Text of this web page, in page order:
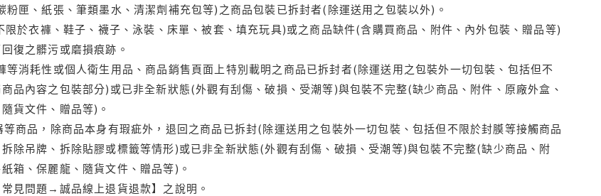
匣、紙張、筆類墨水、清潔劑補充包等)之商品包裝已拆封者(除運送用之包裝以外)。
於衣褲、鞋子、襪子、泳裝、床單、被套、填充玩具)或之商品缺件(含購買商品、附件、內外包裝、贈品等)
復之髒污或磨損痕跡。
消耗性或個人衛生用品、商品銷售頁面上特別載明之商品已拆封者(除運送用之包裝外一切包裝、包括但不
品內容之包裝部分)或已非全新狀態(外觀有刮傷、破損、受潮等)與包裝不完整(缺少商品、附件、原廠外盒、
貨文件、贈品等)。
商品，除商品本身有瑕疵外，退回之商品已拆封(除運送用之包裝外一切包裝、包括但不限於封膜等接觸商品
除吊牌、拆除貼膠或標籤等情形)或已非全新狀態(外觀有刮傷、破損、受潮等)與包裝不完整(缺少商品、附
箱、保麗龍、隨貨文件、贈品等)。
見問題→誠品線上退貨退款】之說明。